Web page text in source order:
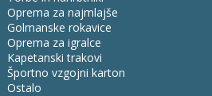
Oprema za najmlajše
Golmanske rokavice
Oprema za igralce
Kapetanski trakovi
Športno vzgojni karton
Ostalo